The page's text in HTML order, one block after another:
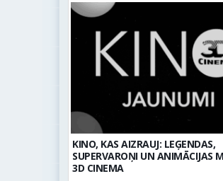
KINO, KAS AIZRAUJ: LEĢENDAS,
SUPERVAROŅI UN ANIMĀCIJAS
3D CINEMA